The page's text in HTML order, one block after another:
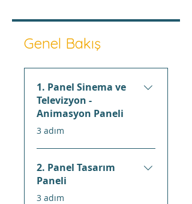
Genel Bakış
1. Panel Sinema ve
Televizyon -
Animasyon Paneli
.
3 adım
2. Panel Tasarım
Paneli
.
3 adım